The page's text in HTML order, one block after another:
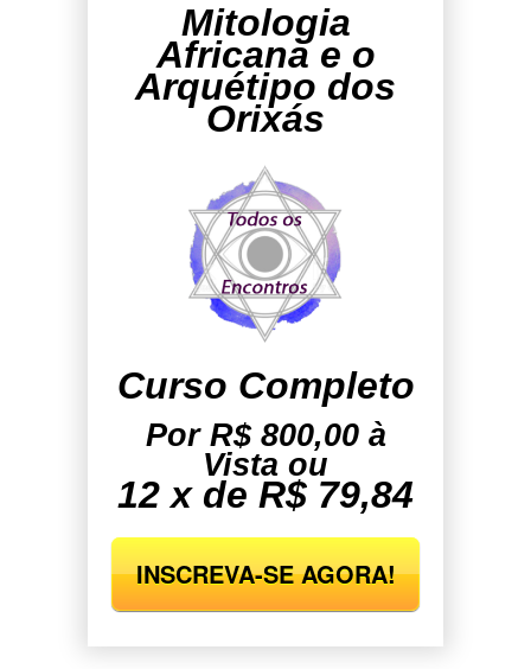
Mitologia
Africana e o
Arquétipo dos
Orixás
Curso Completo
Por R$ 800,00 à
Vista ou
12 x de R$ 79,84
INSCREVA-SE AGORA!